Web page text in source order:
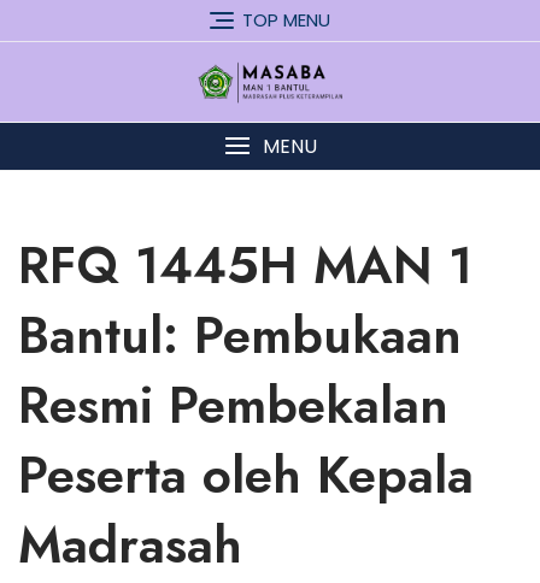
to
TOP MENU
MENU
RFQ 1445H MAN 1
Bantul: Pembukaan
Resmi Pembekalan
Peserta oleh Kepala
Madrasah